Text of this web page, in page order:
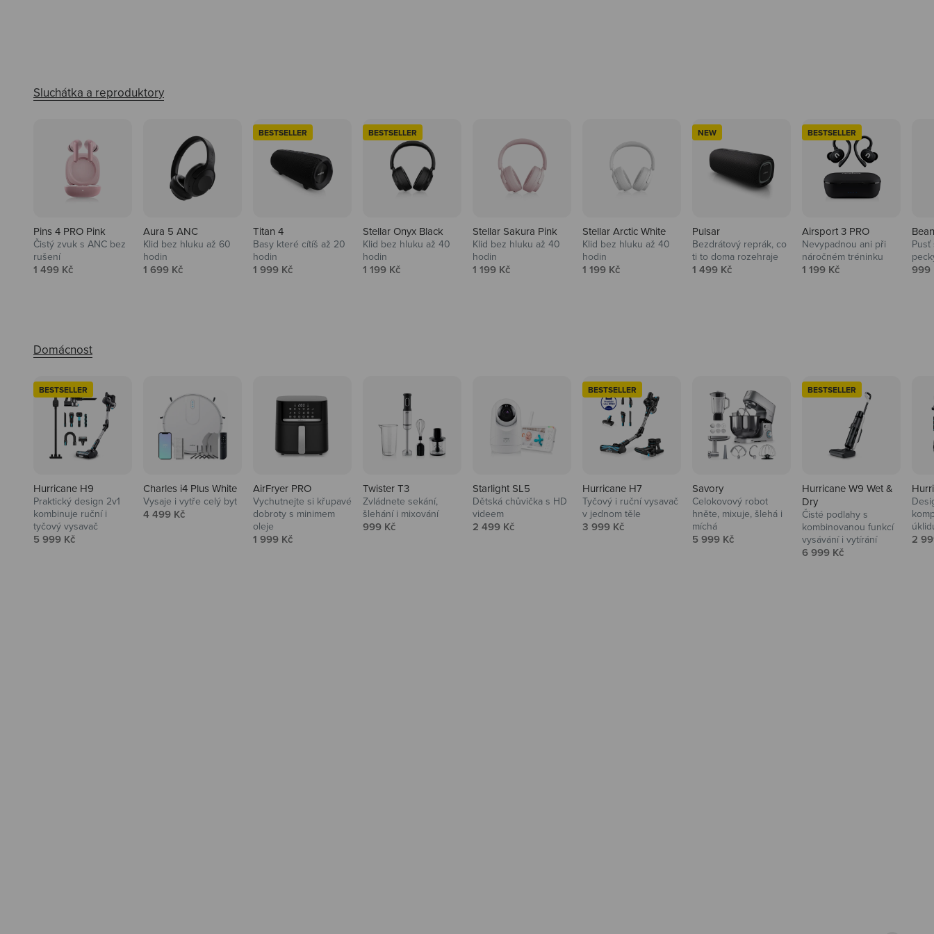
Pins 4 PRO Pink
Čistý zvuk s ANC bez
rušení
Prodejní cena
1 499 Kč
Aura 5 ANC
Klid bez hluku až 60
hodin
Prodejní cena
1 699 Kč
BESTSELLER
Titan 4
Basy které cítíš až 20
hodin
Prodejní cena
1 999 Kč
BESTSELLER
Stellar Onyx Black
Klid bez hluku až 40
hodin
Prodejní cena
1 199 Kč
Stellar Sakura Pink
Klid bez hluku až 40
hodin
Prodejní cena
1 199 Kč
Stellar Arctic White
Klid bez hluku až 40
hodin
Prodejní cena
1 199 Kč
NEW
Pulsar
Bezdrátový reprák, co
ti to doma rozehraje
Prodejní cena
1 499 Kč
BESTSELLER
Airsport 3 PRO
Nevypadnou ani při
náročném tréninku
Prodejní cena
1 199 Kč 999
BESTSELLER
Hurricane H9
Praktický design 2v1
kombinuje ruční i
tyčový vysavač
Prodejní cena
5 999 Kč
Charles i4 Plus White
Vysaje i vytře celý byt
Prodejní cena
4 499 Kč
AirFryer PRO
Vychutnejte si křupavé
dobroty s minimem
oleje
Prodejní cena
1 999 Kč
Twister T3
Zvládnete sekání,
šlehání i mixování
Prodejní cena
999 Kč
Starlight SL5
Dětská chůvička s HD
videem
Prodejní cena
2 499 Kč
BESTSELLER
Hurricane H7
Tyčový i ruční vysavač
v jednom těle
Prodejní cena
3 999 Kč
Savory
Celokovový robot
hněte, mixuje, šlehá i
míchá
Prodejní cena
5 999 Kč
BESTSELLER
Hurricane W9 Wet &
Dry
Čisté podlahy s
kombinovanou funkcí
vysávání i vytírání
Prodejní cena
6 999 Kč
2
Audio
Niceboy sluchátka a repráky ti
padnou do noty.
Domácnost
Vysavače, parťáci do kuchyně i